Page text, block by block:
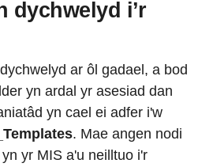
dychwelyd i’r
ar ôl gadael, a bod
yn ardal yr asesiad dan
yn cael ei adfer i'w
_Templates. Mae angen nodi
yr MIS a'u neilltuo i'r